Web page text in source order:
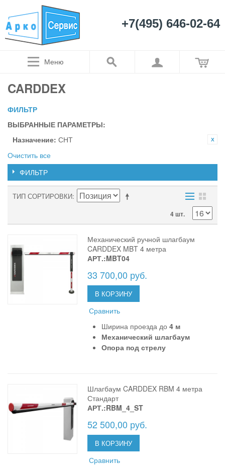
+7(495) 646-02-64
Меню
CARDDEX
ФИЛЬТР
ВЫБРАННЫЕ ПАРАМЕТРЫ:
Назначение: СНТ
Очистить все
ФИЛЬТР
ТИП СОРТИРОВКИ
4 шт.
Механический ручной шлагбаум
CARDDEX MBT 4 метра
АРТ.:MBT04
33 700,00 руб.
В КОРЗИНУ
Сравнить
Ширина проезда до4 м
Механический шлагбаум
Опора под стрелу
Шлагбаум CARDDEX RBM 4 метра
Стандарт
АРТ.:RBM_4_ST
52 500,00 руб.
В КОРЗИНУ
Сравнить